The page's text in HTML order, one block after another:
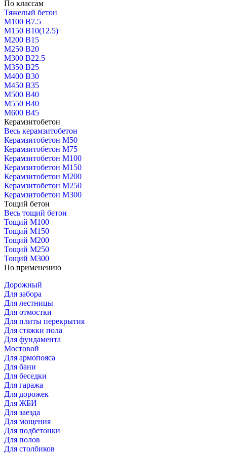
По классам
Тяжелый бетон
М100 В7.5
М150 В10(12.5)
М200 В15
М250 В20
М300 В22.5
М350 В25
М400 В30
М450 В35
М500 В40
М550 В40
М600 В45
Керамзитобетон
Весь керамзитобетон
Керамзитобетон М50
Керамзитобетон М75
Керамзитобетон М100
Керамзитобетон М150
Керамзитобетон М200
Керамзитобетон М250
Керамзитобетон М300
Тощий бетон
Весь тощий бетон
Тощий М100
Тощий М150
Тощий М200
Тощий М250
Тощий М300
По применению
Дорожный
Для забора
Для лестницы
Для отмостки
Для плиты перекрытия
Для стяжки пола
Для фундамента
Мостовой
Для армопояса
Для бани
Для беседки
Для гаража
Для дорожек
Для ЖБИ
Для заезда
Для мощения
Для подбетонки
Для полов
Для столбиков